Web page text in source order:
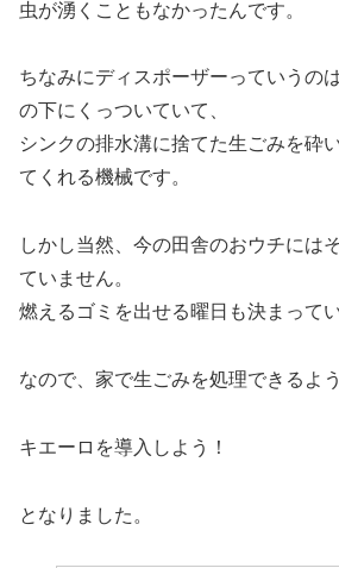
虫が湧くこともなかったんです。
ちなみにディスポーザーっていうの
の下にくっついていて、
シンクの排水溝に捨てた生ごみを砕
てくれる機械です。
しかし当然、今の田舎のおウチには
ていません。
燃えるゴミを出せる曜日も決まってい
なので、家で生ごみを処理できるよ
キエーロを導入しよう！
となりました。